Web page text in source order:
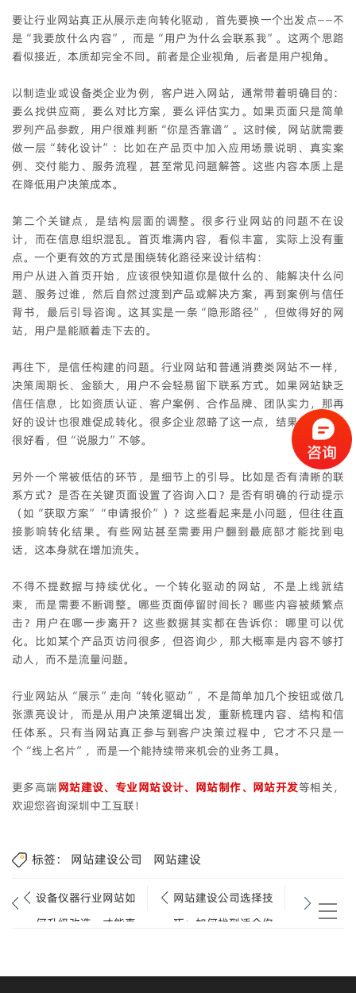
要让行业网站真正从展示走向转化驱动，首先要换一个出发点——不
是“我要放什么内容”，而是“用户为什么会联系我”。这两个思路
看似接近，本质却完全不同。前者是企业视角，后者是用户视角。
以制造业或设备类企业为例，客户进入网站，通常带着明确目的：
要么找供应商，要么对比方案，要么评估实力。如果页面只是简单
罗列产品参数，用户很难判断“你是否靠谱”。这时候，网站就需要
做一层“转化设计”：比如在产品页中加入应用场景说明、真实案
例、交付能力、服务流程，甚至常见问题解答。这些内容本质上是
在降低用户决策成本。
第二个关键点，是结构层面的调整。很多行业网站的问题不在设
计，而在信息组织混乱。首页堆满内容，看似丰富，实际上没有重
点。一个更有效的方式是围绕转化路径来设计结构：
用户从进入首页开始，应该很快知道你是做什么的、能解决什么问
题、服务过谁，然后自然过渡到产品或解决方案，再到案例与信任
背书，最后引导咨询。这其实是一条“隐形路径”，但做得好的网
站，用户是能顺着走下去的。
再往下，是信任构建的问题。行业网站和普通消费类网站不一样，
决策周期长、金额大，用户不会轻易留下联系方式。如果网站缺乏
信任信息，比如资质认证、客户案例、合作品牌、团队实力，那再
好的设计也很难促成转化。很多企业忽略了这一点，结果就是页面
很好看，但“说服力”不够。
另外一个常被低估的环节，是细节上的引导。比如是否有清晰的联
系方式？是否在关键页面设置了咨询入口？是否有明确的行动提示
（如“获取方案”“申请报价”）？这些看起来是小问题，但往往直
接影响转化结果。有些网站甚至需要用户翻到最底部才能找到电
话，这本身就在增加流失。
不得不提数据与持续优化。一个转化驱动的网站，不是上线就结
束，而是需要不断调整。哪些页面停留时间长？哪些内容被频繁点
击？用户在哪一步离开？这些数据其实都在告诉你：哪里可以优
化。比如某个产品页访问很多，但咨询少，那大概率是内容不够打
动人，而不是流量问题。
行业网站从“展示”走向“转化驱动”，不是简单加几个按钮或做几
张漂亮设计，而是从用户决策逻辑出发，重新梳理内容、结构和信
任体系。只有当网站真正参与到客户决策过程中，它才不只是一
个“线上名片”，而是一个能持续带来机会的业务工具。
更多高端网站建设、专业网站设计、网站制作、网站开发等相关，
欢迎您咨询深圳中工互联！
标签： 网站建设公司 网站建设
设备仪器行业网站如
何升级改造，才能真
网站建设公司选择技
巧：如何找到适合你